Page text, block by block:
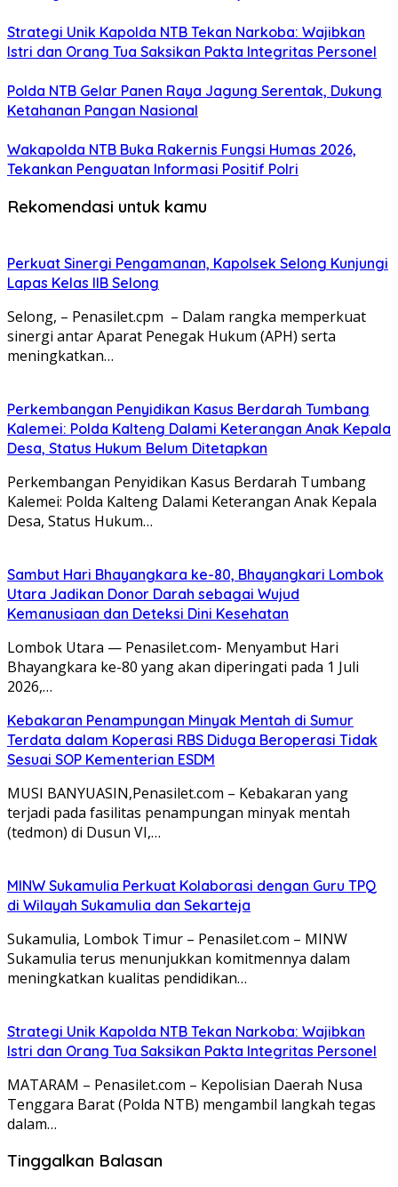
Strategi Unik Kapolda NTB Tekan Narkoba: Wajibkan
Istri dan Orang Tua Saksikan Pakta Integritas Personel
Polda NTB Gelar Panen Raya Jagung Serentak, Dukung
Ketahanan Pangan Nasional
Wakapolda NTB Buka Rakernis Fungsi Humas 2026,
Tekankan Penguatan Informasi Positif Polri
Rekomendasi untuk kamu
Perkuat Sinergi Pengamanan, Kapolsek Selong Kunjungi
Lapas Kelas IIB Selong
Selong, – Penasilet.cpm – Dalam rangka memperkuat
sinergi antar Aparat Penegak Hukum (APH) serta
meningkatkan…
Perkembangan Penyidikan Kasus Berdarah Tumbang
Kalemei: Polda Kalteng Dalami Keterangan Anak Kepala
Desa, Status Hukum Belum Ditetapkan
Perkembangan Penyidikan Kasus Berdarah Tumbang
Kalemei: Polda Kalteng Dalami Keterangan Anak Kepala
Desa, Status Hukum…
Sambut Hari Bhayangkara ke-80, Bhayangkari Lombok
Utara Jadikan Donor Darah sebagai Wujud
Kemanusiaan dan Deteksi Dini Kesehatan
Lombok Utara — Penasilet.com- Menyambut Hari
Bhayangkara ke-80 yang akan diperingati pada 1 Juli
2026,…
Kebakaran Penampungan Minyak Mentah di Sumur
Terdata dalam Koperasi RBS Diduga Beroperasi Tidak
Sesuai SOP Kementerian ESDM
MUSI BANYUASIN,Penasilet.com – Kebakaran yang
terjadi pada fasilitas penampungan minyak mentah
(tedmon) di Dusun VI,…
MINW Sukamulia Perkuat Kolaborasi dengan Guru TPQ
di Wilayah Sukamulia dan Sekarteja
Sukamulia, Lombok Timur – Penasilet.com – MINW
Sukamulia terus menunjukkan komitmennya dalam
meningkatkan kualitas pendidikan…
Strategi Unik Kapolda NTB Tekan Narkoba: Wajibkan
Istri dan Orang Tua Saksikan Pakta Integritas Personel
MATARAM – Penasilet.com – Kepolisian Daerah Nusa
Tenggara Barat (Polda NTB) mengambil langkah tegas
dalam…
Tinggalkan Balasan